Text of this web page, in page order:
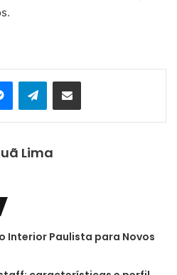
MessengerTelegramCompartilhar via e-mail
Lima
Interior Paulista para Novos